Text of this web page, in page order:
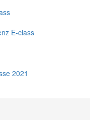
E-class
2021